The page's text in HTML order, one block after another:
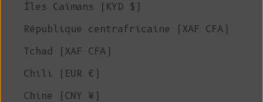
Îles Caïmans (KYD $)
République centrafricaine (XAF CFA)
Tchad (XAF CFA)
Chili (EUR €)
Chine (CNY ¥)